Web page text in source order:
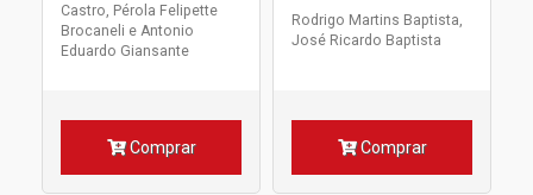
Castro, Pérola Felipette
Brocaneli e Antonio
Eduardo Giansante
Comprar
Rodrigo Martins Baptista,
José Ricardo Baptista
Comprar